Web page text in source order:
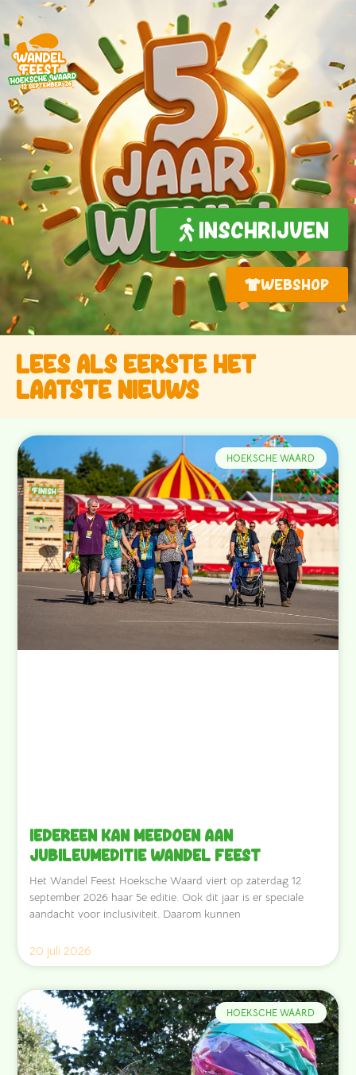
INSCHRIJVEN
WEBSHOP
Lees als eerste het
laatste nieuws
HOEKSCHE WAARD
Iedereen kan meedoen aan
jubileumeditie Wandel Feest
Het Wandel Feest Hoeksche Waard viert op zaterdag 12
september 2026 haar 5e editie. Ook dit jaar is er speciale
aandacht voor inclusiviteit. Daarom kunnen
20 juli 2026
HOEKSCHE WAARD